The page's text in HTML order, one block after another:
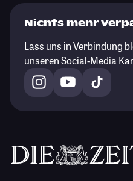
Nichts mehr
Lass uns in Verbindung
unseren Social-Media